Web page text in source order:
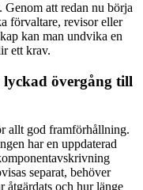
att redan nu börja
förvaltare, revisor eller
kan man undvika en
ett krav.
övergång till
allt god framförhållning.
har en uppdaterad
separat, behöver
åtgärdats och hur länge